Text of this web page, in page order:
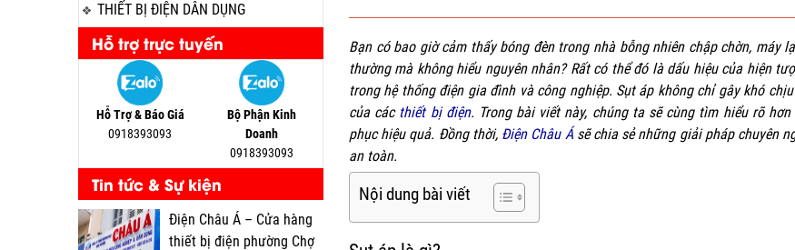
THIẾT BỊ ĐIỆN DÂN DỤNG
Hỗ trợ trực tuyến
Hỗ Trợ & Báo Giá
0918393093
Bộ Phận Kinh
Doanh
0918393093
Tin tức & Sự kiện
Điện Châu Á – Cửa hàng
thiết bị điện phường Chợ
Bạn có bao giờ cảm thấy bóng đèn trong nhà bỗng nhiên chập chờn, máy
thường mà không hiểu nguyên nhân? Rất có thể đó là dấu hiệu của hiện
trong hệ thống điện gia đình và công nghiệp. Sụt áp không chỉ gây khó
của các thiết bị điện. Trong bài viết này, chúng ta sẽ cùng tìm hiểu rõ
phục hiệu quả. Đồng thời, Điện Châu Ásẽ chia sẻ những giải pháp chuyên
an toàn.
Nội dung bài viết